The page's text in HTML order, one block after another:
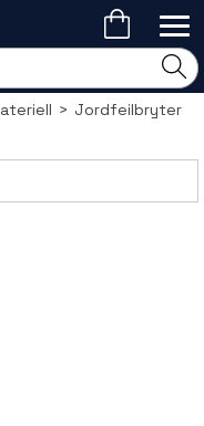
>Jordfeilbryter